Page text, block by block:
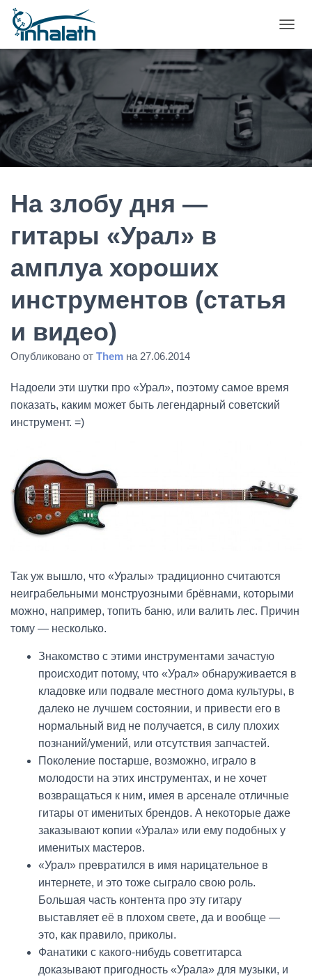
Е
Е
К
Л
Ь
На злобу дня —
гитары «Урал» в
амплуа хороших
инструментов (статья
и видео)
Опубликовано от Them на 27.06.2014
Надоели эти шутки про «Урал», поэтому самое время
показать, каким может быть легендарный советский
инструмент. =)
Так уж вышло, что «Уралы» традиционно считаются
неиграбельными монструозными брёвнами, которыми
можно, например, топить баню, или валить лес. Причин
тому — несколько.
Знакомство с этими инструментами зачастую
происходит потому, что «Урал» обнаруживается в
кладовке или подвале местного дома культуры, в
далеко не лучшем состоянии, и привести его в
нормальный вид не получается, в силу плохих
познаний/умений, или отсутствия запчастей.
Поколение постарше, возможно, играло в
молодости на этих инструментах, и не хочет
возвращаться к ним, имея в арсенале отличные
гитары от именитых брендов. А некоторые даже
заказывают копии «Урала» или ему подобных у
именитых мастеров.
«Урал» превратился в имя нарицательное в
интернете, и это тоже сыграло свою роль.
Большая часть контента про эту гитару
выставляет её в плохом свете, да и вообще —
это, как правило, приколы.
Фанатики с какого-нибудь советгитарса
доказывают пригодность «Урала» для музыки, и